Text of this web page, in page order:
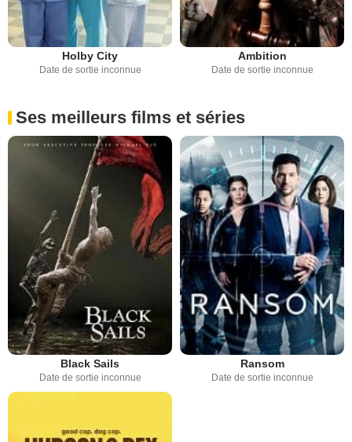
Holby City
Date de sortie inconnue
Ambition
Date de sortie inconnue
Ses meilleurs films et séries
Black Sails
Date de sortie inconnue
Ransom
Date de sortie inconnue